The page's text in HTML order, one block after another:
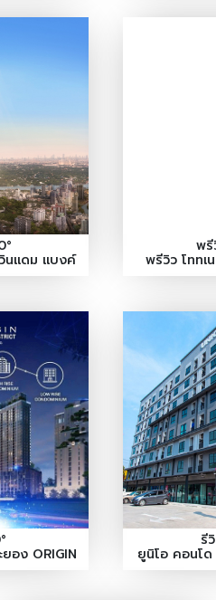
นแดม แบงค์
48
พรี
พรีวิว โททเ
อง ORIGIN
รี
ยูนิโอ คอนโด